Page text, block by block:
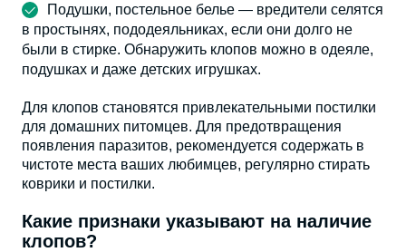
Подушки, постельное белье — вредители селятся
в простынях, пододеяльниках, если они долго не
были в стирке. Обнаружить клопов можно в одеяле,
подушках и даже детских игрушках.
Для клопов становятся привлекательными постилки
для домашних питомцев. Для предотвращения
появления паразитов, рекомендуется содержать в
чистоте места ваших любимцев, регулярно стирать
коврики и постилки.
Какие признаки указывают на наличие
клопов?